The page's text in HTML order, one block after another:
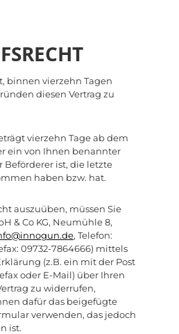
binnen vierzehn Tagen
diesen Vertrag zu
vierzehn Tage ab dem
ein von Ihnen benannter
Beförderer ist, die letzte
haben bzw. hat.
auszuüben, müssen Sie
& Co KG, Neumühle 8,
, Telefon:
09732-7864666) mittels
(z.B. ein mit der Post
oder E-Mail) über Ihren
zu widerrufen,
dafür das beigefügte
verwenden, das jedoch
ist.